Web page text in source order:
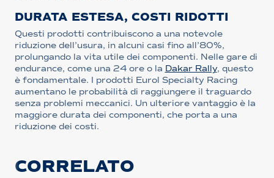
DURATA ESTESA, COSTI RIDOTTI
Questi prodotti contribuiscono a una notevole
riduzione dell’usura, in alcuni casi fino all’80%,
prolungando la vita utile dei componenti. Nelle gare di
endurance, come una 24 ore o la Dakar Rally, questo
è fondamentale. I prodotti Eurol Specialty Racing
aumentano le probabilità di raggiungere il traguardo
senza problemi meccanici. Un ulteriore vantaggio è la
maggiore durata dei componenti, che porta a una
riduzione dei costi.
CORRELATO